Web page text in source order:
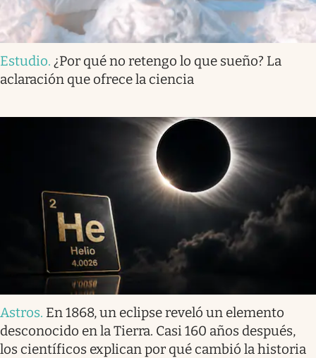
Estudio. ¿Por qué no retengo lo que sueño? La
aclaración que ofrece la ciencia
Astros. En 1868, un eclipse reveló un elemento
desconocido en la Tierra. Casi 160 años después,
los científicos explican por qué cambió la historia